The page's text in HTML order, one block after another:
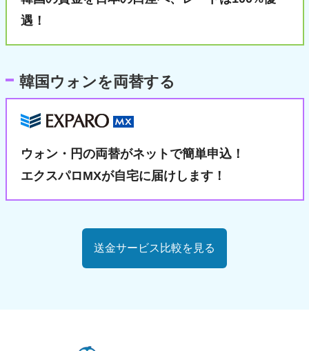
遇！
韓国ウォンを両替する
ウォン・円の両替がネットで簡単申込！
エクスパロMXが自宅に届けします！
送金サービス比較を見る